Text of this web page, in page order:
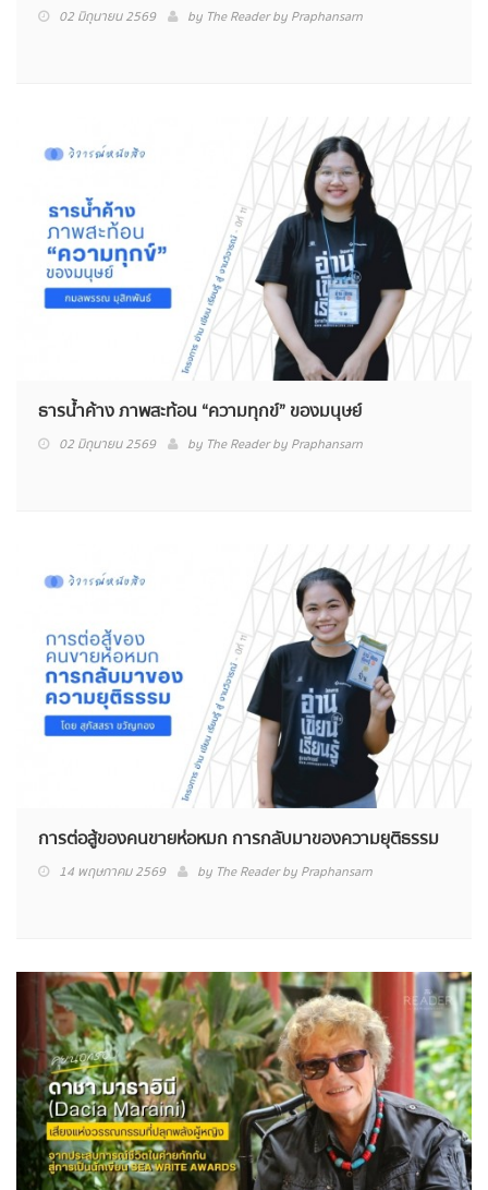
02 มิถุนายน 2569 by The Reader by Praphansarn
ธารน้ำค้าง ภาพสะท้อน “ความทุกข์” ของมนุษย์
02 มิถุนายน 2569 by The Reader by Praphansarn
การต่อสู้ของคนขายห่อหมก การกลับมาของความยุติธรรม
14 พฤษภาคม 2569 by The Reader by Praphansarn